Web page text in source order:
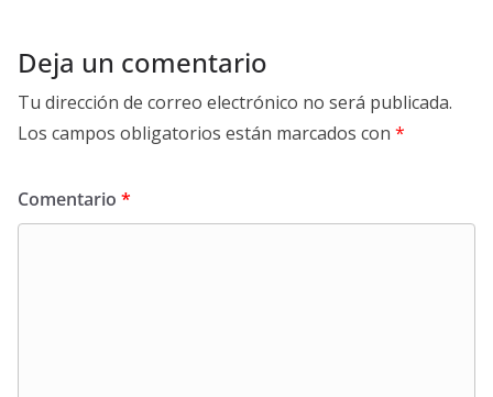
Deja un comentario
Tu dirección de correo electrónico no será publicada.
Los campos obligatorios están marcados con *
Comentario *